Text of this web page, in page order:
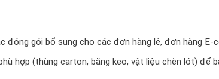
đóng gói bổ sung cho các đơn hàng lẻ, đơn hàng E-
hợp (thùng carton, băng keo, vật liệu chèn lót) để